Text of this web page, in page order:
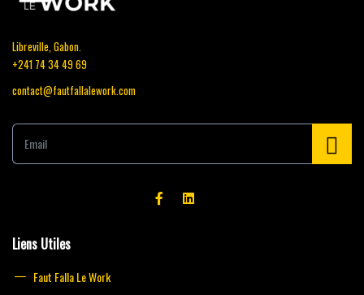
Libreville, Gabon.
+241 74 34 49 69
contact@fautfallalework.com
E
a
Liens Utiles
Faut Falla Le Work